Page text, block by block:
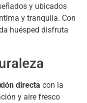
y ubicados
y tranquila. Con
huésped disfruta
directa con la
y aire fresco